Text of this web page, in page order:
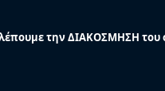
την ΔΙΑΚΟΣΜΗΣΗ του